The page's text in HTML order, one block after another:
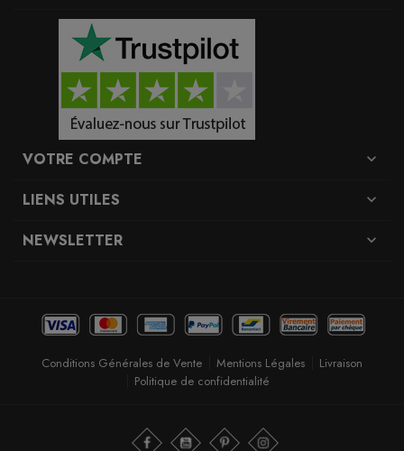
VOTRE COMPTE expand_more
LIENS UTILES expand_more
NEWSLETTER expand_more
Conditions Générales de Vente Mentions Légales
Livraison
Politique de confidentialité